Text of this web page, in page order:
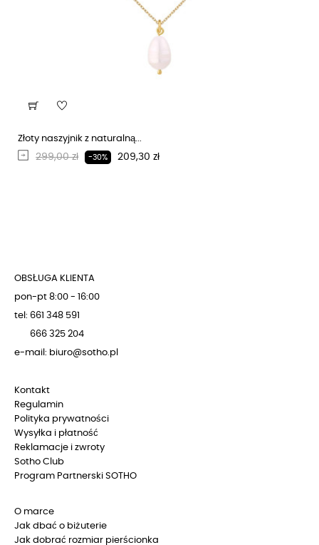
Złoty naszyjnik z naturalną...
Regularna cena
299,00 zł -30% Cena
209,30 zł
OBSŁUGA KLIENTA
pon-pt 8:00 - 16:00
tel: 661 348 591
666 325 204
e-mail: biuro@sotho.pl
Kontakt
Regulamin
Polityka prywatności
Wysyłka i płatność
Reklamacje i zwroty
Sotho Club
Program Partnerski SOTHO
O marce
Jak dbać o biżuterie
Jak dobrać rozmiar pierścionka